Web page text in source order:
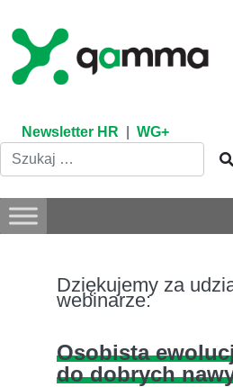
content
Newsletter HR WG+
Dziękujemy za
webinarze:
Osobista
do dobrych